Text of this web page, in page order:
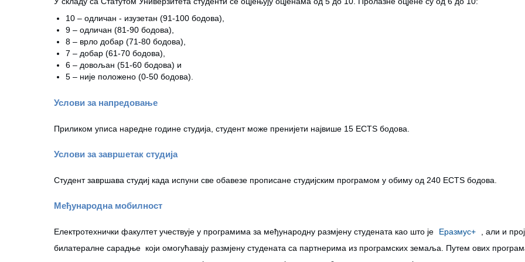
10 – одличан - изузетан (91-100 бодова),
9 – одличан (81-90 бодова),
8 – врло добар (71-80 бодова),
7 – добар (61-70 бодова),
6 – довољан (51-60 бодова) и
5 – није положено (0-50 бодова).
Услови за напредовање
Приликом уписа наредне године студија, студент може пренијети највише 15 ECTS бодова.
Услови за завршетак студија
Студент завршава студиј када испуни све обавезе прописане студијским програмом у обиму од 240 ECTS бодова.
Међународна мобилност
Електротехнички факултет учествује у програмима за међународну размјену студената као што је Еразмус+
, али и
билатералне сарадње који омогућавају размјену студената са партнерима из програмских земаља. Путем ових